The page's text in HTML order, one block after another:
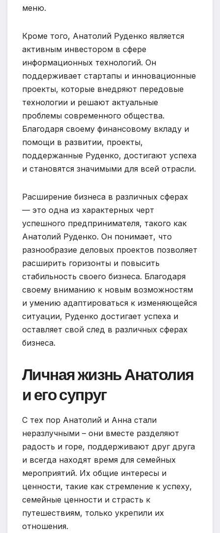
меню.
Кроме того, Анатолий Руденко является
активным инвестором в сфере
информационных технологий. Он
поддерживает стартапы и инновационные
проекты, которые внедряют передовые
технологии и решают актуальные
проблемы современного общества.
Благодаря своему финансовому вкладу и
помощи в развитии, проекты,
поддержанные Руденко, достигают успеха
и становятся значимыми для всей отрасли.
Расширение бизнеса в различных сферах
— это одна из характерных черт
успешного предпринимателя, такого как
Анатолий Руденко. Он понимает, что
разнообразие деловых проектов позволяет
расширить горизонты и повысить
стабильность своего бизнеса. Благодаря
своему вниманию к новым возможностям
и умению адаптироваться к изменяющейся
ситуации, Руденко достигает успеха и
оставляет свой след в различных сферах
бизнеса.
Личная жизнь Анатолия
и его супруг
С тех пор Анатолий и Анна стали
неразлучными – они вместе разделяют
радость и горе, поддерживают друг друга
и всегда находят время для семейных
мероприятий. Их общие интересы и
ценности, такие как стремление к успеху,
семейные ценности и страсть к
путешествиям, только укрепили их
отношения.